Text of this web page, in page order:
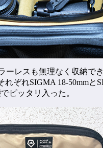
ーレスも無理なく収納でき
れぞれSIGMA 18-50mmと
ピッタリ入った。